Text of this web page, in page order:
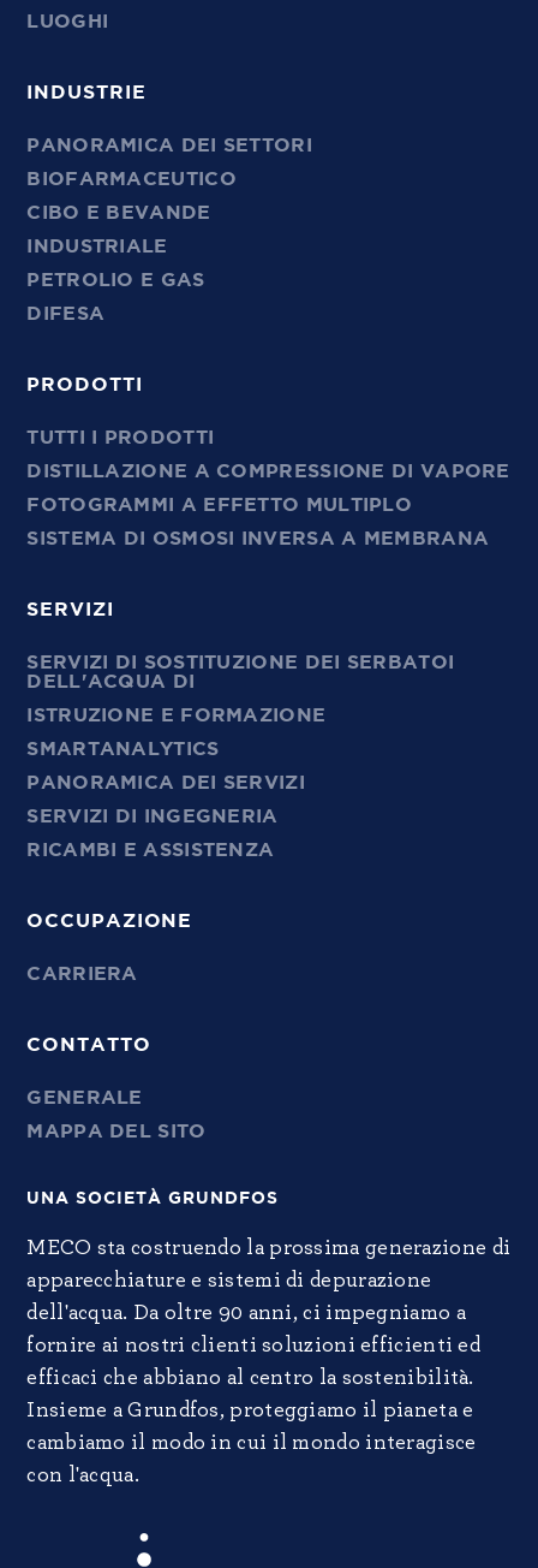
LUOGHI
INDUSTRIE
PANORAMICA DEI SETTORI
BIOFARMACEUTICO
CIBO E BEVANDE
INDUSTRIALE
PETROLIO E GAS
DIFESA
PRODOTTI
TUTTI I PRODOTTI
DISTILLAZIONE A COMPRESSIONE DI VAPORE
FOTOGRAMMI A EFFETTO MULTIPLO
SISTEMA DI OSMOSI INVERSA A MEMBRANA
SERVIZI
SERVIZI DI SOSTITUZIONE DEI SERBATOI
DELL'ACQUA DI
ISTRUZIONE E FORMAZIONE
SMARTANALYTICS
PANORAMICA DEI SERVIZI
SERVIZI DI INGEGNERIA
RICAMBI E ASSISTENZA
OCCUPAZIONE
CARRIERA
CONTATTO
GENERALE
MAPPA DEL SITO
UNA SOCIETÀ GRUNDFOS
MECO sta costruendo la prossima generazione di
apparecchiature e sistemi di depurazione
dell'acqua. Da oltre 90 anni, ci impegniamo a
fornire ai nostri clienti soluzioni efficienti ed
efficaci che abbiano al centro la sostenibilità.
Insieme a Grundfos, proteggiamo il pianeta e
cambiamo il modo in cui il mondo interagisce
con l'acqua.